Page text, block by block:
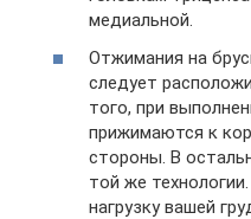
медиальной.
Отжимания на
следует
того, при
прижимаются к
стороны. В
той же
нагрузку вашей